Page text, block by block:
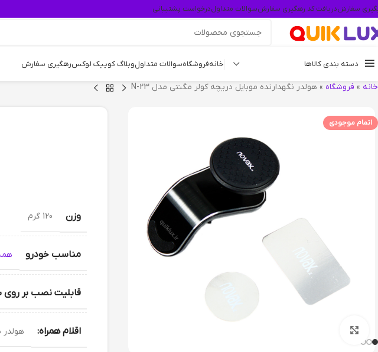
سفارشدریافت کد رهگیری سفارشسوالات متداولدرخواست پشتیبانی
دسته بندی کالاها خانهفروشگاهسوالات متداولوبلاگ کوییک لوکسرهگیری سفارش
خانه » فروشگاه » هولدر نگهدارنده موبایل دریچه کولر مگنتی مدل N-23
اتمام موجودی
وزن 120 گرم
مناسب خودرو
قابلیت نصب بر
اقلام همراه: هولدر